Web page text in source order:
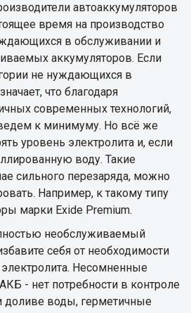
автоаккумуляторов
время на производство
в обслуживании и
аккумуляторов. Если
не нуждающихся в
что благодаря
современных технологий,
к минимуму. Но всё же
уровень электролита и, если
воду. Такие
сильного перезаряда, можно
Например, к такому типу
марки Exide Premium.
необслуживаемый
себя от необходимости
Несомненные
- нет потребности в контроле
доливе воды, герметичные